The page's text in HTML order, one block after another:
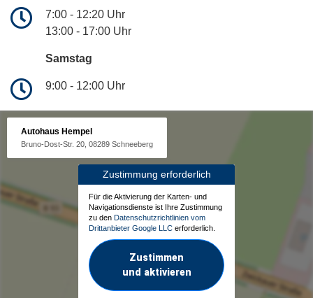
7:00 - 12:20 Uhr
13:00 - 17:00 Uhr
Samstag
9:00 - 12:00 Uhr
Autohaus Hempel
Bruno-Dost-Str. 20, 08289 Schneeberg
Zustimmung erforderlich
Für die Aktivierung der Karten- und
Navigationsdienste ist Ihre Zustimmung
zu den Datenschutzrichtlinien vom
Drittanbieter Google LLC erforderlich.
Zustimmen
und aktivieren